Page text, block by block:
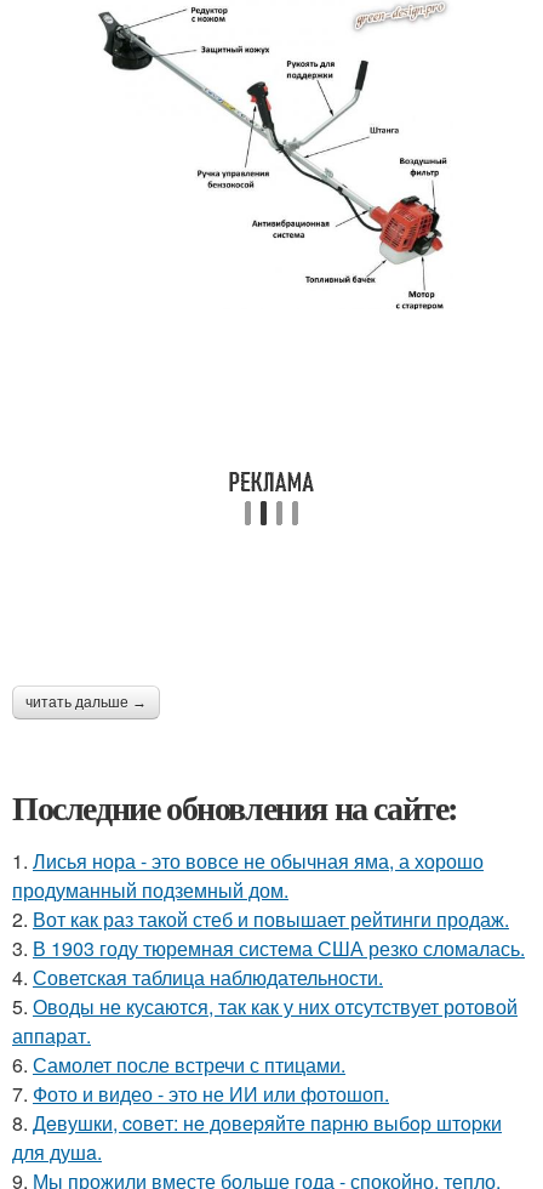
читать дальше →
Последние обновления на сайте:
1. Лисья нора - это вовсе не обычная яма, а хорошо
продуманный подземный дом.
2. Вот как раз такой стеб и повышает рейтинги продаж.
3. В 1903 году тюремная система США резко сломалась.
4. Советская таблица наблюдательности.
5. Оводы не кусаются, так как у них отсутствует ротовой
аппарат.
6. Самолет после встречи с птицами.
7. Фото и видео - это не ИИ или фотошоп.
8. Дeвушки, coвeт: нe дoвepяйтe пapню выбop штopки
для душa.
9. Мы прожили вместе больше года - спокойно, тепло,